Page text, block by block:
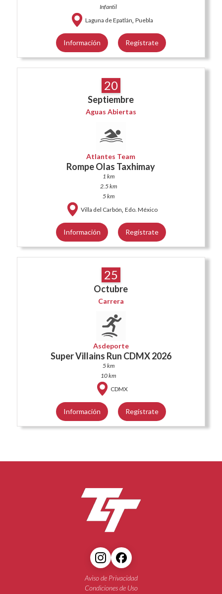
Infantil
Laguna de Epatlán, Puebla
Información Regístrate
20
Septiembre
Aguas Abiertas
Atlantes Team
Rompe Olas Taxhimay
1 km
2.5 km
5 km
Villa del Carbón, Edo. México
Información Regístrate
25
Octubre
Carrera
Asdeporte
Super Villains Run CDMX 2026
5 km
10 km
CDMX
Información Regístrate
Aviso de Privacidad
Condiciones de Uso